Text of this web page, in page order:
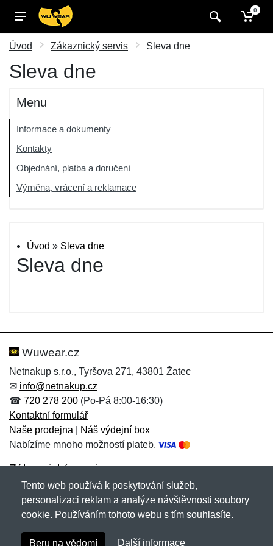
0
Úvod Zákaznický servis Sleva dne
Sleva dne
Menu
Informace a dokumenty
Kontakty
Objednání, platba a doručení
Výměna, vrácení a reklamace
Úvod » Sleva dne
Sleva dne
Wuwear.cz
Netnakup s.r.o., Tyršova 271, 43801 Žatec
✉ info@netnakup.cz
☎ 720 278 200 (Po-Pá 8:00-16:30)
Kontaktní formulář
Naše prodejna
Náš výdejní box
Nabízíme mnoho možností plateb.
Zákaznický servis
Novinky emailem
Copyright © 2007-2026 (19 let s vámi)Netnakup.cz
Tento web používá k poskytování služeb,
personalizaci reklam a analýze návštěvnosti soubory
cookie. Používáním tohoto webu s tím souhlasíte.
Beru na vědomí Další informace